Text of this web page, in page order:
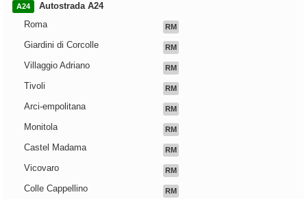
A24
Autostrada A24
Roma
RM
Giardini di Corcolle RM
Villaggio Adriano RM
Tivoli RM
Arci-empolitana RM
Monitola RM
Castel Madama RM
Vicovaro RM
Colle Cappellino RM